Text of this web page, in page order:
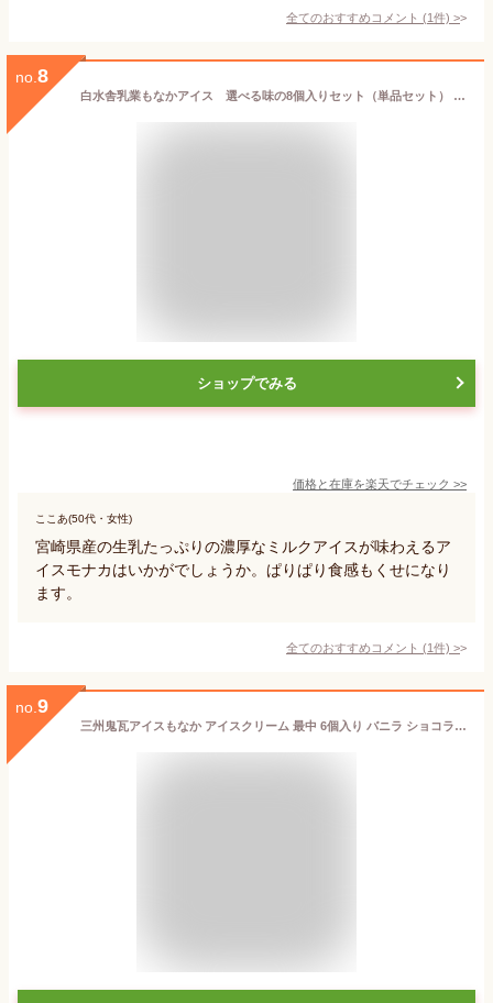
全てのおすすめコメント (1件) >
no. 8
白水舎乳業もなかアイス 選べる味の8個入りセット（単品セット） 宮崎県産の生乳をたっぷりと使ったミルクアイスをパリパリなもなかで包みました。ミルク味・ミルクチョコ・カフェ味・販売期間限定の各季節の味（イチゴ・抹茶・チョコレート）
ショップでみる
価格と在庫を楽天でチェック >>
ここあ(50代・女性)
宮崎県産の生乳たっぷりの濃厚なミルクアイスが味わえるア
イスモナカはいかがでしょうか。ぱりぱり食感もくせになり
ます。
全てのおすすめコメント (1件) >
no. 9
三州鬼瓦アイスもなか アイスクリーム 最中 6個入り バニラ ショコラ 抹茶 詰め合わせ スイーツ かわいい 三州鬼瓦 三州瓦 おしゃれ 食べられるお守り ゲン担ぎ 景気付け 縁起物 魔除け 厄除け インスタ映え 睨み顔 ユーモア ユニーク インパクト 贈り物 ギフト お祝い